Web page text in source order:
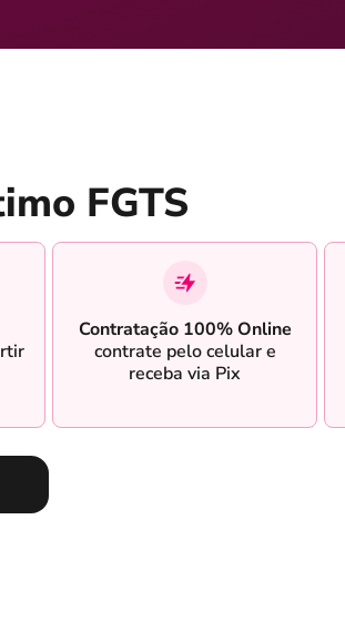
FGTS
Contratação 100% Online
contrate pelo celular e
receba via Pix